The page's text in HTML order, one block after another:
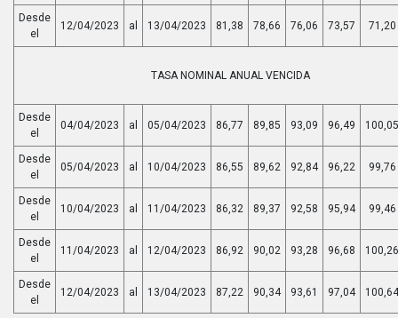
Desde
el
12/04/2023 al 13/04/2023 81,38 78,66 76,06 73,57 71,20
TASA NOMINAL ANUAL VENCIDA
Desde
el
04/04/2023 al 05/04/2023 86,77 89,85 93,09 96,49 100,05
Desde
el
05/04/2023 al 10/04/2023 86,55 89,62 92,84 96,22 99,76
Desde
el
10/04/2023 al 11/04/2023 86,32 89,37 92,58 95,94 99,46
Desde
el
11/04/2023 al 12/04/2023 86,92 90,02 93,28 96,68 100,26
Desde
el
12/04/2023 al 13/04/2023 87,22 90,34 93,61 97,04 100,64